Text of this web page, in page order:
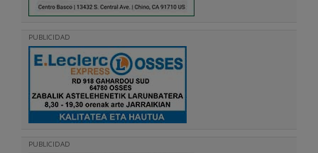
PUBLICIDAD
PUBLICIDAD